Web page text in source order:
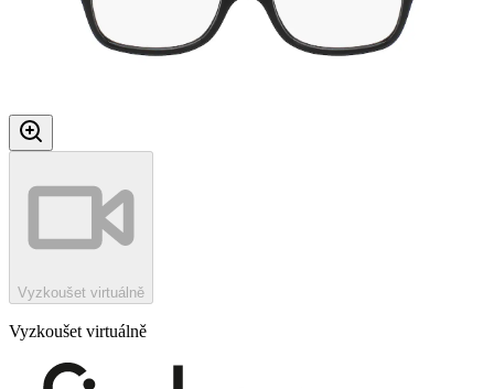
Vyzkoušet virtuálně
Vyzkoušet virtuálně